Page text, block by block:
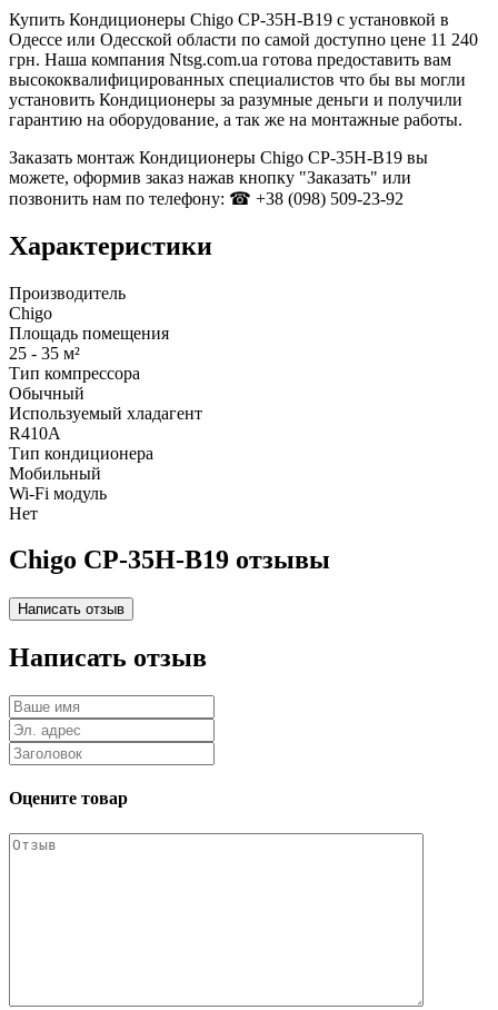
Купить Кондиционеры Chigo CP-35H-B19 с установкой в
Одессе или Одесской области по самой доступно цене 11 240
грн. Наша компания Ntsg.com.ua готова предоставить вам
высококвалифицированных специалистов что бы вы могли
установить Кондиционеры за разумные деньги и получили
гарантию на оборудование, а так же на монтажные работы.
Заказать монтаж Кондиционеры Chigo CP-35H-B19 вы
можете, оформив заказ нажав кнопку "Заказать" или
позвонить нам по телефону: ☎ +38 (098) 509-23-92
Характеристики
Производитель
Chigo
Площадь помещения
25 - 35 м²
Тип компрессора
Обычный
Используемый хладагент
R410A
Тип кондиционера
Мобильный
Wi-Fi модуль
Нет
Chigo CP-35H-B19 отзывы
Написать отзыв
Оцените товар